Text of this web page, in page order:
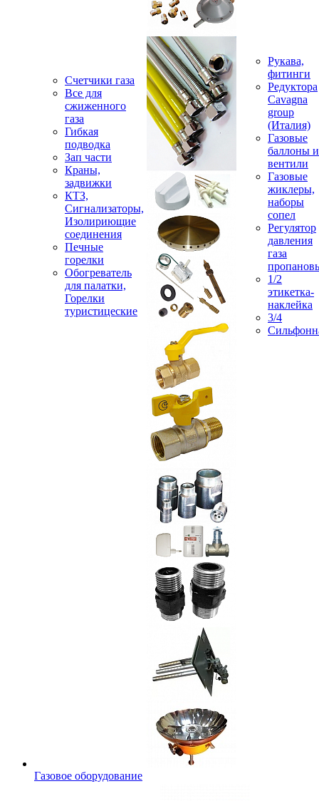
Счетчики газа
Все для
сжиженного
газа
Гибкая
подводка
Зап части
Краны,
задвижки
КТЗ,
Сигнализаторы,
Изолириющие
соединения
Печные
горелки
Обогреватель
для палатки,
Горелки
туристицеские
Рукава,
фитинги
Редуктора
Cavagna
group
(Италия)
Газовые
баллоны и
вентили
Газовые
жиклеры,
наборы
сопел
Регулятор
давления
газа
1/2
этикетка-
наклейка
3/4
Газовое оборудование